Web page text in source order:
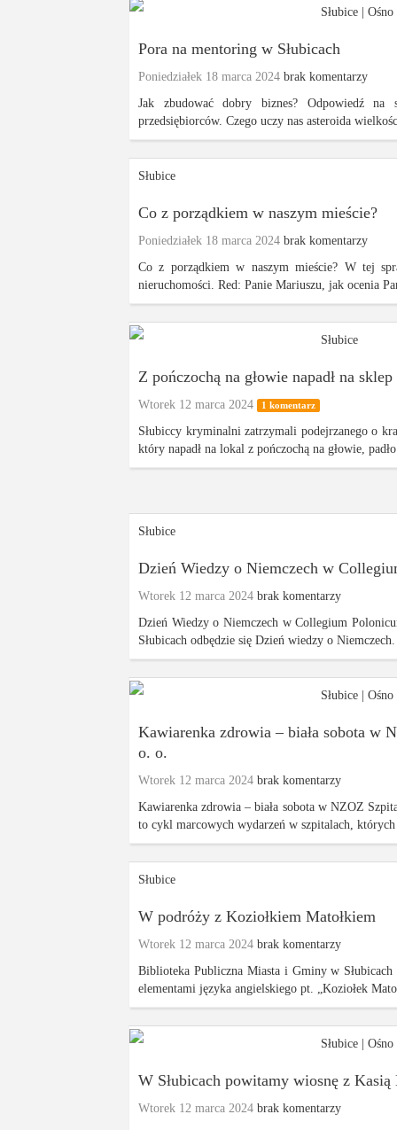
Słubice |
Pora na mentoring w Słubicach
Poniedziałek 18 marca 2024 brak komentarzy
Jak zbudować dobry biznes? Odpowiedź na
przedsiębiorców. Czego uczy nas asteroida
Słubice
Co z porządkiem w naszym mieście?
Poniedziałek 18 marca 2024 brak komentarzy
Co z porządkiem w naszym mieście? W tej
nieruchomości. Red: Panie Mariuszu, jak ocenia
Słubice
Z pończochą na głowie napadł na
Wtorek 12 marca 2024 1 komentarz
Słubiccy kryminalni zatrzymali podejrzanego o
który napadł na lokal z pończochą na głowie,
Słubice
Dzień Wiedzy o Niemczech w
Wtorek 12 marca 2024 brak komentarzy
Dzień Wiedzy o Niemczech w Collegium
Słubicach odbędzie się Dzień wiedzy o
Słubice |
Kawiarenka zdrowia – biała sobota w
o. o.
Wtorek 12 marca 2024 brak komentarzy
Kawiarenka zdrowia – biała sobota w NZOZ
to cykl marcowych wydarzeń w szpitalach,
Słubice
W podróży z Koziołkiem Matołkiem
Wtorek 12 marca 2024 brak komentarzy
Biblioteka Publiczna Miasta i Gminy w
elementami języka angielskiego pt. „Koziołek
Słubice |
W Słubicach powitamy wiosnę z
Wtorek 12 marca 2024 brak komentarzy